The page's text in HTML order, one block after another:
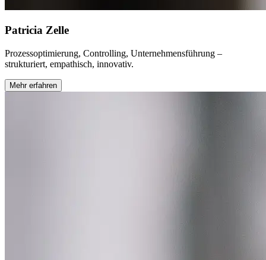
Patricia Zelle
Prozessoptimierung, Controlling, Unternehmensführung –
strukturiert, empathisch, innovativ.
Mehr erfahren